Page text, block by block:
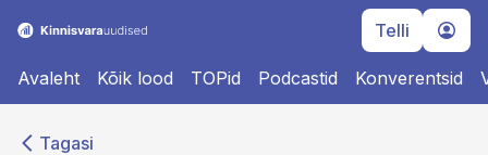
Telli
Avaleht Kõik lood TOPid Podcastid Konverentsid
Tagasi